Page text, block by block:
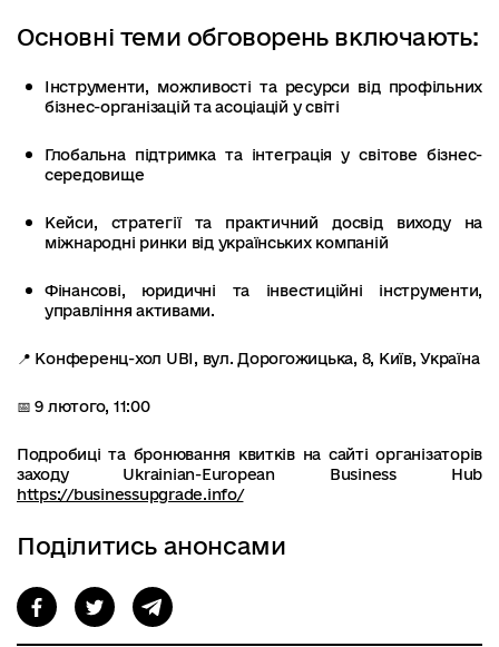
Основні теми обговорень включають:
Інструменти, можливості та ресурси від профільних
бізнес-організацій та асоціацій у світі
Глобальна підтримка та інтеграція у світове бізнес-
середовище
Кейси, стратегії та практичний досвід виходу на
міжнародні ринки від українських компаній
Фінансові, юридичні та інвестиційні інструменти,
управління активами.
📍 Конференц-хол UBI, вул. Дорогожицька, 8, Київ, Україна
📅 9 лютого, 11:00
Подробиці та бронювання квитків на сайті організаторів
заходу Ukrainian-European Business Hub
https://businessupgrade.info/
Поділитись анонсами